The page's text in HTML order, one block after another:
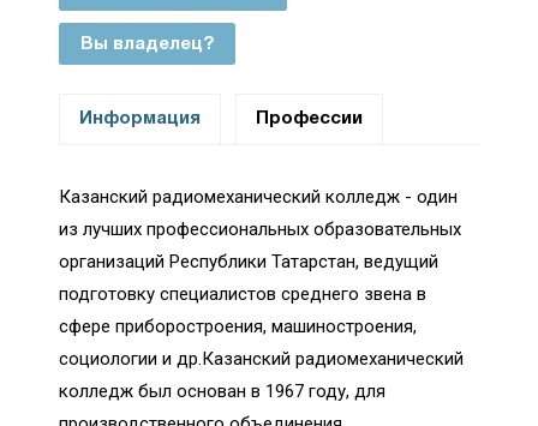
Вы владелец?
Информация Профессии
Казанский радиомеханический колледж - один
из лучших профессиональных образовательных
организаций Республики Татарстан, ведущий
подготовку специалистов среднего звена в
сфере приборостроения, машиностроения,
социологии и др.Казанский радиомеханический
колледж был основан в 1967 году, для